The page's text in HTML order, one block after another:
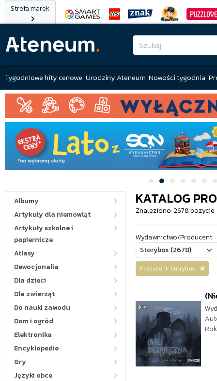
Strefa marek
Tygodniowe hity cenowe Urodziny Ateneum Nowości tygodnia
Albumy
Artykuły dla niemowląt
Artykuły szkolne i
papiernicze
Atlasy
Dewocjonalia
Dla dzieci
Dla zwierząt
Do nauki zawodu
Dom i ogród
Elektronika
Encyklopedie
Gry
Języki obce
KATALOG
Znaleziono: 2678 pozycje
Wydawnictwo/Producent:
Producent: Storybox